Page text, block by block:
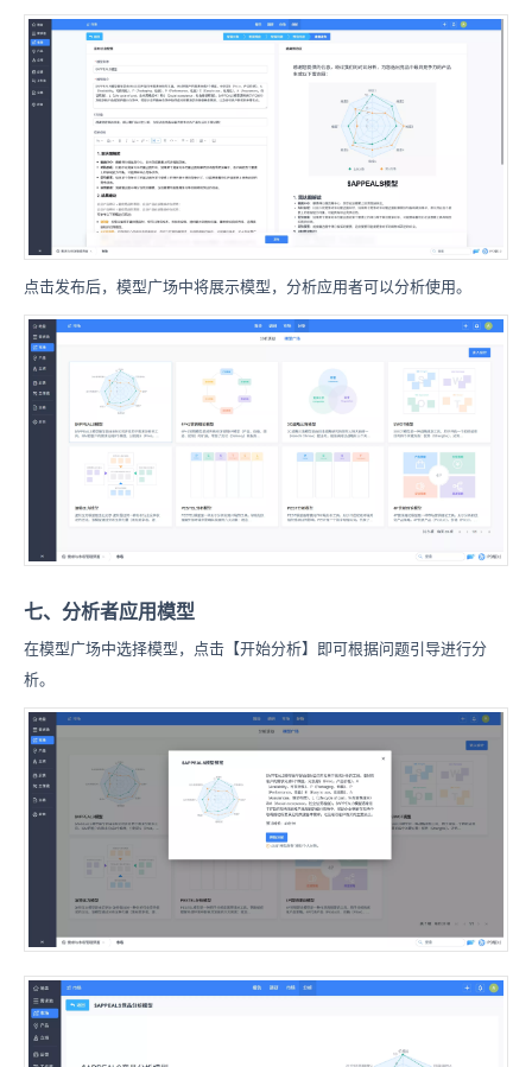
点击发布后，模型广场中将展示模型，分析应用者可以分析使用。
七、分析者应用模型
在模型广场中选择模型，点击【开始分析】即可根据问题引导进行分
析。